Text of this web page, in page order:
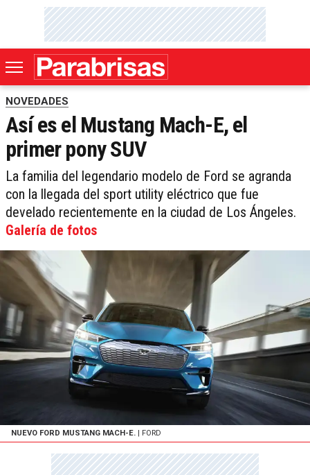
NOVEDADES
Así es el Mustang Mach-E, el
primer pony SUV
La familia del legendario modelo de Ford se agranda
con la llegada del sport utility eléctrico que fue
develado recientemente en la ciudad de Los Ángeles.
Galería de fotos
NUEVO FORD MUSTANG MACH-E. | FORD